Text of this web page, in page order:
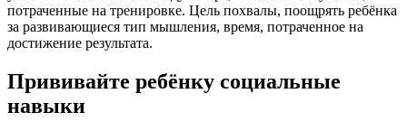
потраченные на тренировке. Цель похвалы, поощрять ребёнка
за развивающиеся тип мышления, время, потраченное на
достижение результата.
Прививайте ребёнку социальные
навыки